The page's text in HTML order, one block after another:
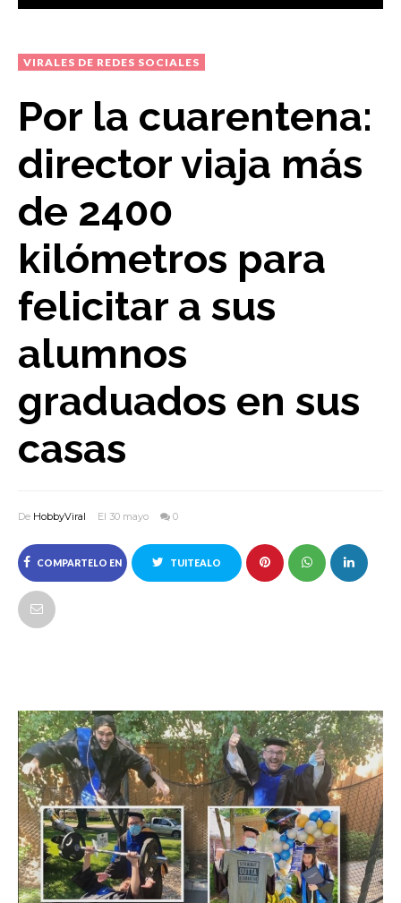
VIRALES DE REDES SOCIALES
Por la cuarentena:
director viaja más
de 2400
kilómetros para
felicitar a sus
alumnos
graduados en sus
casas
De HobbyViral El 30 mayo 0
COMPARTELO EN
FACEBOOK
TUITEALO